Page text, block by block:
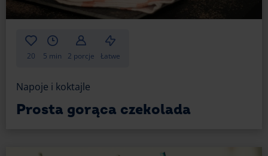
20 5 min 2 porcje Łatwe
Napoje i koktajle
Prosta gorąca czekolada